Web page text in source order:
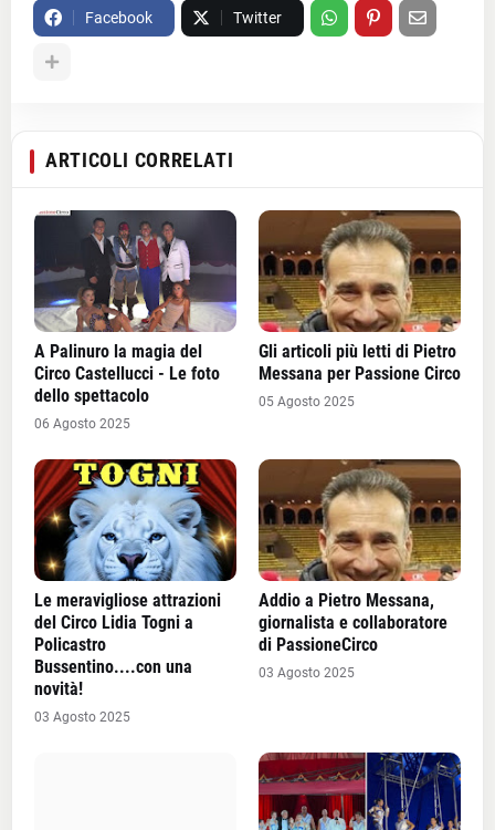
Facebook Twitter
ARTICOLI CORRELATI
A Palinuro la magia del
Circo Castellucci - Le foto
dello spettacolo
06 Agosto 2025
Gli articoli più letti di Pietro
Messana per Passione Circo
05 Agosto 2025
Le meravigliose attrazioni
del Circo Lidia Togni a
Policastro
Bussentino....con una
novità!
03 Agosto 2025
Addio a Pietro Messana,
giornalista e collaboratore
di PassioneCirco
03 Agosto 2025